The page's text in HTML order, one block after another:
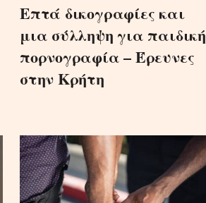
Επτά δικογραφίες και
μια σύλληψη για παιδική
πορνογραφία – Έρευνες
στην Κρήτη